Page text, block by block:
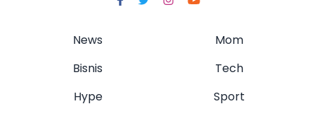
News
Bisnis
Hype
Mom
Tech
Sport